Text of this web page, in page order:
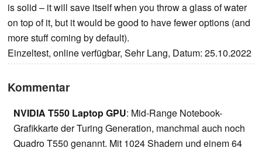
is solid – it will save itself when you throw a glass of water
on top of it, but it would be good to have fewer options (and
more stuff coming by default).
Einzeltest, online verfügbar, Sehr Lang, Datum: 25.10.2022
Kommentar
NVIDIA T550 Laptop GPU: Mid-Range Notebook-
Grafikkarte der Turing Generation, manchmal auch noch
Quadro T550 genannt. Mit 1024 Shadern und einem 64